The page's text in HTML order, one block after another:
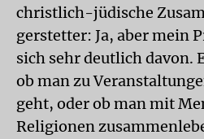
christlich-jüdische
gerstetter: Ja, aber mein
sich sehr deutlich davon.
ob man zu
geht, oder ob man mit
Religionen